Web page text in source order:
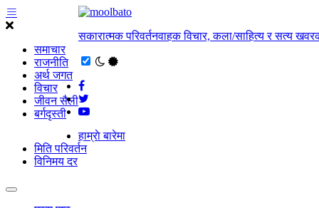
समाचार
राजनीति
अर्थ जगत
विचार
जीवन सैली
बर्गदृस्ती
सकारात्मक परिवर्तनवाहक विचार, कला/साहित्य र सत्य
हाम्राे बारेमा
मिति परिवर्तन
विनिमय दर